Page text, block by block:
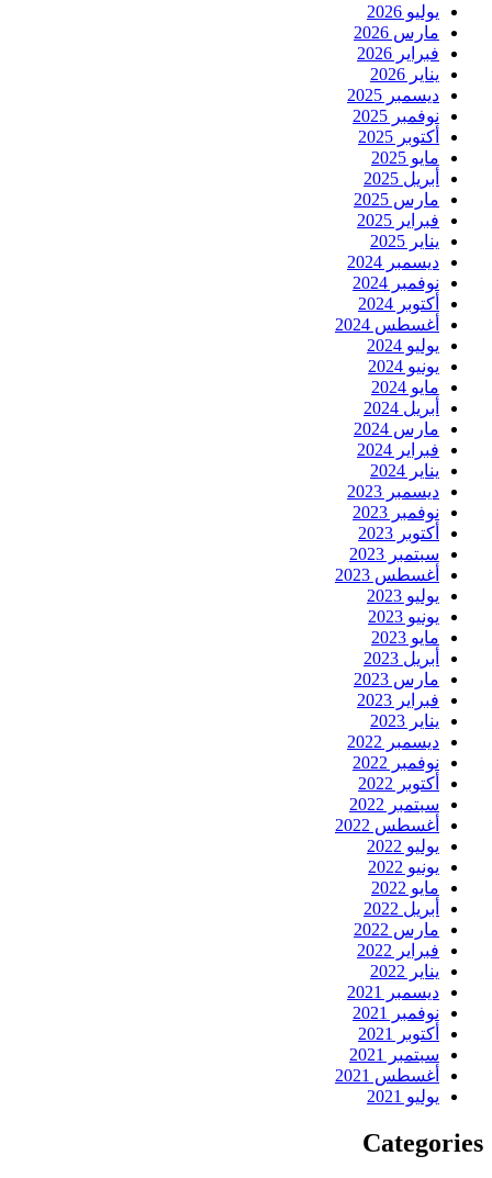
يوليو 2026
مارس 2026
فبراير 2026
يناير 2026
ديسمبر 2025
نوفمبر 2025
أكتوبر 2025
مايو 2025
أبريل 2025
مارس 2025
فبراير 2025
يناير 2025
ديسمبر 2024
نوفمبر 2024
أكتوبر 2024
أغسطس 2024
يوليو 2024
يونيو 2024
مايو 2024
أبريل 2024
مارس 2024
فبراير 2024
يناير 2024
ديسمبر 2023
نوفمبر 2023
أكتوبر 2023
سبتمبر 2023
أغسطس 2023
يوليو 2023
يونيو 2023
مايو 2023
أبريل 2023
مارس 2023
فبراير 2023
يناير 2023
ديسمبر 2022
نوفمبر 2022
أكتوبر 2022
سبتمبر 2022
أغسطس 2022
يوليو 2022
يونيو 2022
مايو 2022
أبريل 2022
مارس 2022
فبراير 2022
يناير 2022
ديسمبر 2021
نوفمبر 2021
أكتوبر 2021
سبتمبر 2021
أغسطس 2021
يوليو 2021
Categories